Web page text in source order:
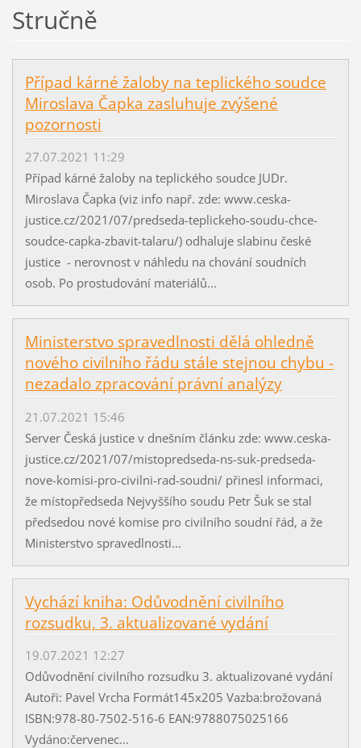
Stručně
Případ kárné žaloby na teplického soudce
Miroslava Čapka zasluhuje zvýšené
pozornosti
27.07.2021 11:29
Případ kárné žaloby na teplického soudce JUDr.
Miroslava Čapka (viz info např. zde: www.ceska-
justice.cz/2021/07/predseda-teplickeho-soudu-chce-
soudce-capka-zbavit-talaru/) odhaluje slabinu české
justice - nerovnost v náhledu na chování soudních
osob. Po prostudování materiálů...
Ministerstvo spravedlnosti dělá ohledně
nového civilního řádu stále stejnou chybu -
nezadalo zpracování právní analýzy
21.07.2021 15:46
Server Česká justice v dnešním článku zde: www.ceska-
justice.cz/2021/07/mistopredseda-ns-suk-predseda-
nove-komisi-pro-civilni-rad-soudni/ přinesl informaci,
že místopředseda Nejvyššího soudu Petr Šuk se stal
předsedou nové komise pro civilního soudní řád, a že
Ministerstvo spravedlnosti...
Vychází kniha: Odůvodnění civilního
rozsudku, 3. aktualizované vydání
19.07.2021 12:27
Odůvodnění civilního rozsudku 3. aktualizované vydání
Autoři: Pavel Vrcha Formát145x205 Vazba:brožovaná
ISBN:978-80-7502-516-6 EAN:9788075025166
Vydáno:červenec...